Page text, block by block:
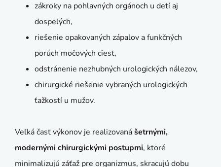
zákroky na pohlavných orgánoch u detí aj
dospelých,
riešenie opakovaných zápalov a funkčných
porúch močových ciest,
odstránenie nezhubných urologických nálezov,
chirurgické riešenie vybraných urologických
ťažkostí u mužov.
Veľká časť výkonov je realizovanášetrnými,
modernými chirurgickými postupmi, ktoré
minimalizujú záťaž pre organizmus, skracujú dobu